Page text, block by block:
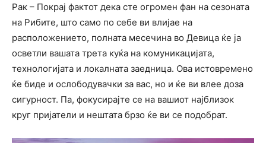
Рак – Покрај фактот дека сте огромен фан на сезоната
на Рибите, што само по себе ви влијае на
расположението, полната месечина во Девица ќе ја
осветли вашата трета куќа на комуникацијата,
технологијата и локалната заедница. Ова истовремено
ќе биде и ослободувачки за вас, но и ќе ви влее доза
сигурност. Па, фокусирајте се на вашиот најблизок
круг пријатели и нештата брзо ќе ви се подобрат.